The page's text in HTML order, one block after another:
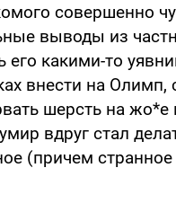
совершенно
выводы из
его какими-то
внести на Олимп,
шерсть на жо*е
вдруг стал
(причем странное